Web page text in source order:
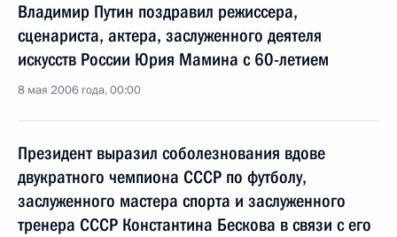
Владимир Путин поздравил режиссера,
сценариста, актера, заслуженного деятеля
искусств России Юрия Мамина с 60-летием
8 мая 2006 года, 00:00
Президент выразил соболезнования вдове
двукратного чемпиона СССР по футболу,
заслуженного мастера спорта и заслуженного
тренера СССР Константина Бескова в связи с его